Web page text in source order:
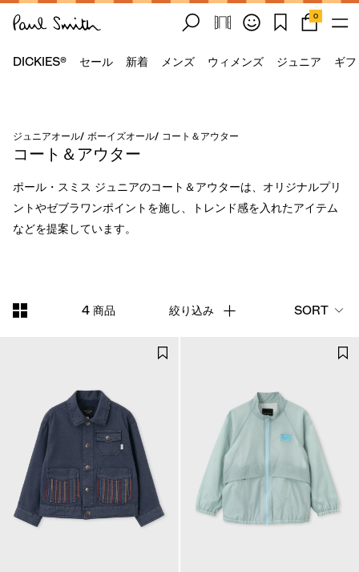
0
DICKIES® セール 新着 メンズ ウィメンズ ジュニア ギ
ジュニアオール/ ボーイズオール/ コート＆アウター
コート＆アウター
ポール・スミス ジュニアのコート＆アウターは、オリジナルプリ
ントやゼブラワンポイントを施し、トレンド感を入れたアイテム
などを提案しています。
4 商品 絞り込み SORT